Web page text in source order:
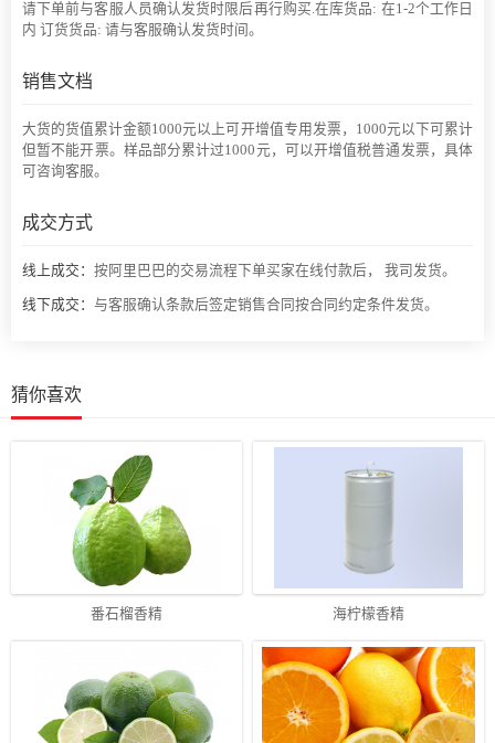
请下单前与客服人员确认发货时限后再行购买.在库货品: 在1-2个工作日
内 订货货品: 请与客服确认发货时间。
销售文档
大货的货值累计金额1000元以上可开增值专用发票，1000元以下可累计
但暂不能开票。样品部分累计过1000元，可以开增值税普通发票，具体
可咨询客服。
成交方式
线上成交： 按阿里巴巴的交易流程下单买家在线付款后， 我司发货。
线下成交： 与客服确认条款后签定销售合同按合同约定条件发货。
猜你喜欢
番石榴香精 海柠檬香精